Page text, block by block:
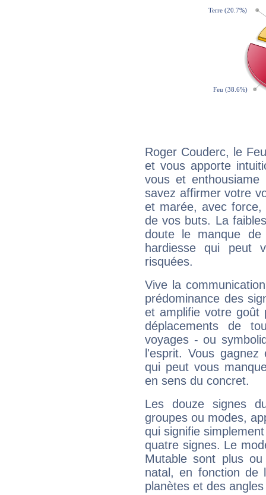
Roger Couderc, le
et vous apporte
vous et
savez affirmer votre
et marée, avec
de vos buts. La
doute le manque
hardiesse qui peut
risquées.
Vive la
prédominance des
et amplifie votre goût
déplacements de
voyages - ou
l'esprit. Vous
qui peut vous
en sens du concret.
Les douze signes
groupes ou modes,
qui signifie
quatre signes. Le
Mutable sont plus
natal, en fonction de
planètes et des